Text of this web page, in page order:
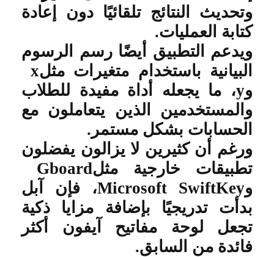
وتحديث النتائج تلقائيًا دون إعادة
كتابة العمليات.
ويدعم التطبيق أيضًا رسم الرسوم
البيانية باستخدام متغيرات مثلx
وy، ما يجعله أداة مفيدة للطلاب
والمستخدمين الذين يتعاملون مع
الحسابات بشكل مستمر .
ورغم أن كثيرين لا يزالون يفضلون
تطبيقات خارجية مثلGboard
وMicrosoft SwiftKey، فإن آبل
بدأت تدريجيًا بإضافة مزايا ذكية
تجعل لوحة مفاتيح آيفون أكثر
فائدة من السابق.